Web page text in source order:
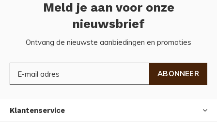
Meld je aan voor onze
nieuwsbrief
Ontvang de nieuwste aanbiedingen en promoties
ABONNEER
Klantenservice